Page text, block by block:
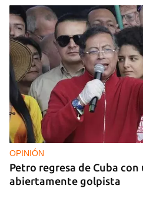
OPINIÓN
Petro regresa de Cuba con
abiertamente golpista